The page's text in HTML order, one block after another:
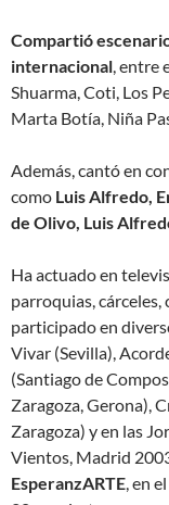
Compartió
internacional, entre
Shuarma, Coti, Los
Marta Botía, Niña
Además, cantó en
como Luis Alfredo,
de Olivo, Luis
Ha actuado en
parroquias,
participado en
Vivar (Sevilla),
(Santiago de
Zaragoza, Gerona),
Zaragoza) y en las
Vientos, Madrid
EsperanzARTE, en